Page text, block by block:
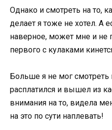
Однако и смотреть на то,
делает я тоже не хотел. А
наверное, может мне и не
первого с кулаками
Больше я не мог смотреть
расплатился и вышел из
внимания на то, видела
на это по сути наплевать!